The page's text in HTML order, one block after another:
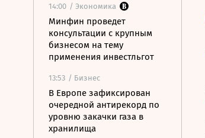
14:00 / Экономика
Минфин проведет
консультации с крупным
бизнесом на тему
применения инвестльгот
13:53 / Бизнес
В Европе зафиксирован
очередной антирекорд по
уровню закачки газа в
хранилища